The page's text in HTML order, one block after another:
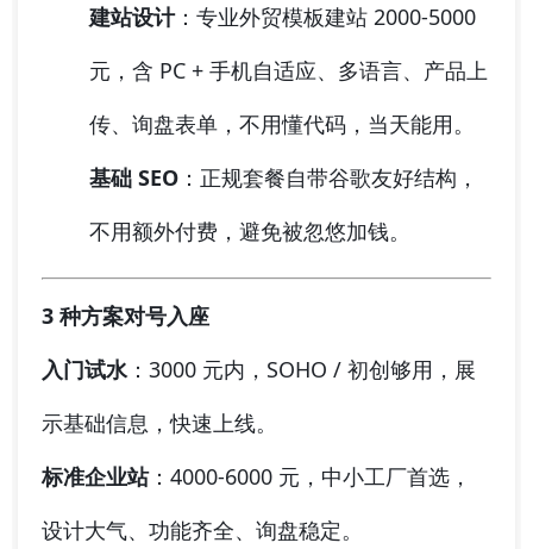
建站设计：专业外贸模板建站 2000-5000
元，含 PC + 手机自适应、多语言、产品上
传、询盘表单，不用懂代码，当天能用。
基础 SEO ：正规套餐自带谷歌友好结构，
不用额外付费，避免被忽悠加钱。
3 种方案对号入座
入门试水：3000 元内，SOHO / 初创够用，展
示基础信息，快速上线。
标准企业站：4000-6000 元，中小工厂首选，
设计大气、功能齐全、询盘稳定。